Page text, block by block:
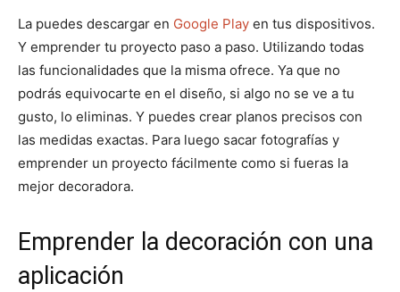
La puedes descargar en Google Play en tus dispositivos.
Y emprender tu proyecto paso a paso. Utilizando todas
las funcionalidades que la misma ofrece. Ya que no
podrás equivocarte en el diseño, si algo no se ve a tu
gusto, lo eliminas. Y puedes crear planos precisos con
las medidas exactas. Para luego sacar fotografías y
emprender un proyecto fácilmente como si fueras la
mejor decoradora.
Emprender la decoración con una
aplicación